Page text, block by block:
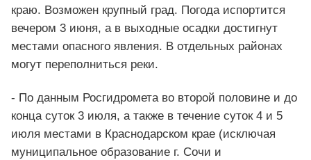
краю. Возможен крупный град. Погода испортится
вечером 3 июня, а в выходные осадки достигнут
местами опасного явления. В отдельных районах
могут переполниться реки.
- По данным Росгидромета во второй половине и до
конца суток 3 июля, а также в течение суток 4 и 5
июля местами в Краснодарском крае (исключая
муниципальное образование г. Сочи и